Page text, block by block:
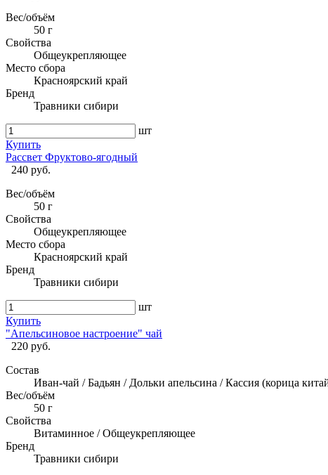
Вес/объём
50 г
Свойства
Общеукрепляющее
Место сбора
Красноярский край
Бренд
Травники сибири
шт
Купить
Рассвет Фруктово-ягодный
240 руб.
Вес/объём
50 г
Свойства
Общеукрепляющее
Место сбора
Красноярский край
Бренд
Травники сибири
шт
Купить
"Апельсиновое настроение" чай
220 руб.
Состав
Иван-чай / Бадьян / Дольки апельсина / Кассия (корица
Вес/объём
50 г
Свойства
Витаминное / Общеукрепляющее
Бренд
Травники сибири